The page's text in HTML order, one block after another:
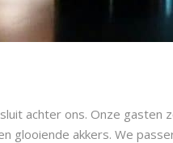
achter ons. Onze
glooiende akkers. We